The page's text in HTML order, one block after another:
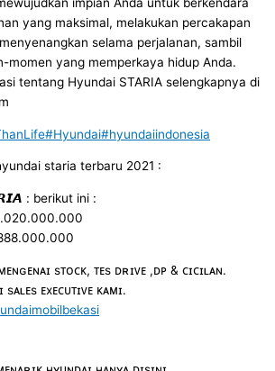
yang maksimal, melakukan percakapan
selama perjalanan, sambil
momen yang memperkaya hidup Anda.
tentang Hyundai STARIA selengkapnya di
#Hyundai#hyundaiindonesia
staria terbaru 2021 :
: berikut ini :
sᴛᴏᴄᴋ, ᴛᴇs ᴅʀɪᴠᴇ ,ᴅᴘ & ᴄɪᴄɪʟᴀɴ.
ᴇxᴇᴄᴜᴛɪᴠᴇ ᴋᴀᴍɪ.